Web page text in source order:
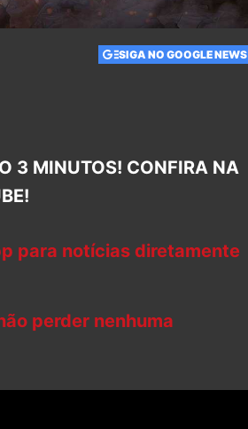
SIGA NO GOOGLE NEWS
3 MINUTOS! CONFIRA NA
para notícias diretamente
perder nenhuma